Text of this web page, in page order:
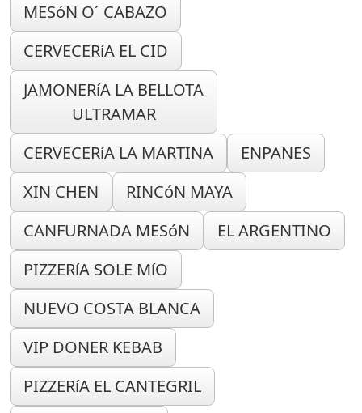
MESóN O´ CABAZO
CERVECERíA EL CID
JAMONERíA LA BELLOTA
ULTRAMAR
CERVECERíA LA MARTINA
ENPANES
XIN CHEN
RINCóN MAYA
CANFURNADA MESóN
EL ARGENTINO
PIZZERíA SOLE MíO
NUEVO COSTA BLANCA
VIP DONER KEBAB
PIZZERíA EL CANTEGRIL